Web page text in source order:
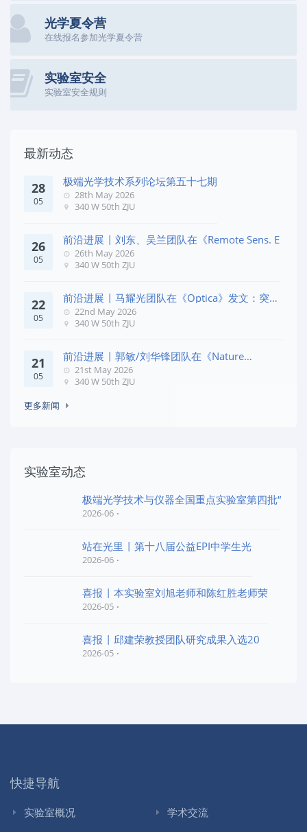
光学夏令营
在线报名参加光学夏令营
实验室安全
实验室安全规则
最新动态
28
05
极端光学技术系列论坛第五十七期
28th May 2026
340 W 50th ZJU
26
05
前沿进展 | 刘东、吴兰团队在《Remote Sens. E
26th May 2026
340 W 50th ZJU
22
05
前沿进展 | 马耀光团队在《Optica》发文：突破
几何相位
22nd May 2026
340 W 50th ZJU
21
05
前沿进展 | 郭敏/刘华锋团队在《Nature
Commun
21st May 2026
340 W 50th ZJU
更多新闻
实验室动态
极端光学技术与仪器全国重点实验室第四批“
2026-06
站在光里 | 第十八届公益EPI中学生光
2026-06
喜报 | 本实验室刘旭老师和陈红胜老师荣
2026-05
喜报 | 邱建荣教授团队研究成果入选20
2026-05
快捷导航
实验室概况
学术交流